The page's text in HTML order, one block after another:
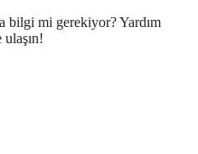
bilgi mi gerekiyor? Yardım